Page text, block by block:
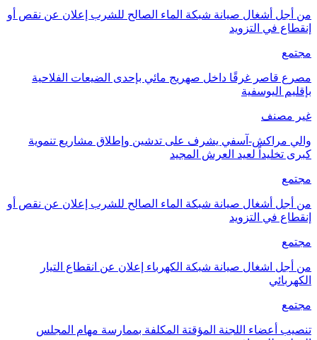
من أجل أشغال صيانة شبكة الماء الصالح للشرب إعلان عن نقص أو
إنقطاع في التزويد
مجتمع
مصرع قاصر غرقًا داخل صهريج مائي بإحدى الضيعات الفلاحية
بإقليم اليوسفية
غير مصنف
والي مراكش-آسفي يشرف على تدشين وإطلاق مشاريع تنموية
كبرى تخليداً لعيد العرش المجيد
مجتمع
من أجل أشغال صيانة شبكة الماء الصالح للشرب إعلان عن نقص أو
إنقطاع في التزويد
مجتمع
من أجل اشغال صيانة شبكة الكهرباء إعلان عن انقطاع التيار
الكهربائي
مجتمع
تنصيب أعضاء اللجنة المؤقتة المكلفة بممارسة مهام المجلس